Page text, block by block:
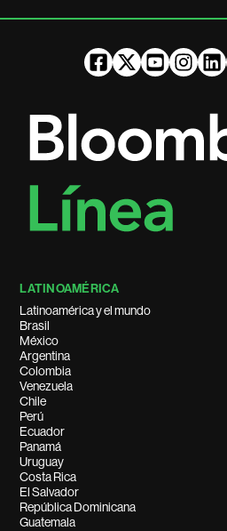
LATINOAMÉRICA
Latinoamérica y el mundo
Brasil
México
Argentina
Colombia
Venezuela
Chile
Perú
Ecuador
Panamá
Uruguay
Costa Rica
El Salvador
República Dominicana
Guatemala